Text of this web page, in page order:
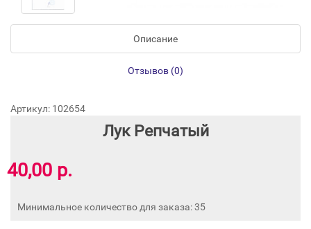
Описание
Отзывов (0)
Артикул: 102654
Лук Репчатый
40,00 р.
Минимальное количество для заказа: 35